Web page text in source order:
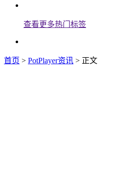
查看更多热门标签
首页 > PotPlayer资讯 > 正文